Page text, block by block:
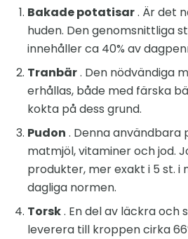
Bakade potatisar. Är det
huden. Den genomsnittliga
innehåller ca 40% av
Tranbär. Den nödvändiga
erhållas, både med färska
kokta på dess grund.
Pudon . Denna användbara
matmjöl, vitaminer och jod.
produkter, mer exakt i 5 st. i
dagliga normen.
Torsk. En del av läckra och
leverera till kroppen cirka